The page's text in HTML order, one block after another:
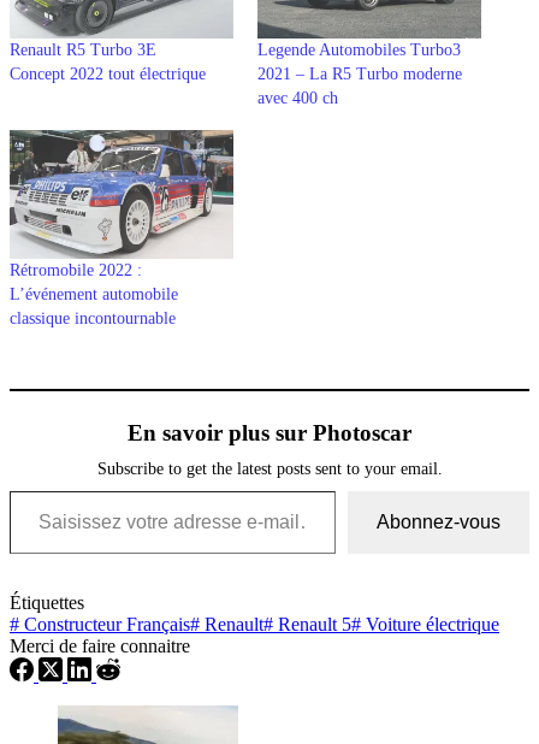
Renault R5 Turbo 3E
Concept 2022 tout électrique
Legende Automobiles Turbo3
2021 – La R5 Turbo moderne
avec 400 ch
Rétromobile 2022 :
L’événement automobile
classique incontournable
En savoir plus sur Photoscar
Subscribe to get the latest posts sent to your email.
Saisissez votre adresse e-mail…
Abonnez-vous
Étiquettes
# Constructeur Français# Renault# Renault 5# Voiture électrique
Merci de faire connaitre